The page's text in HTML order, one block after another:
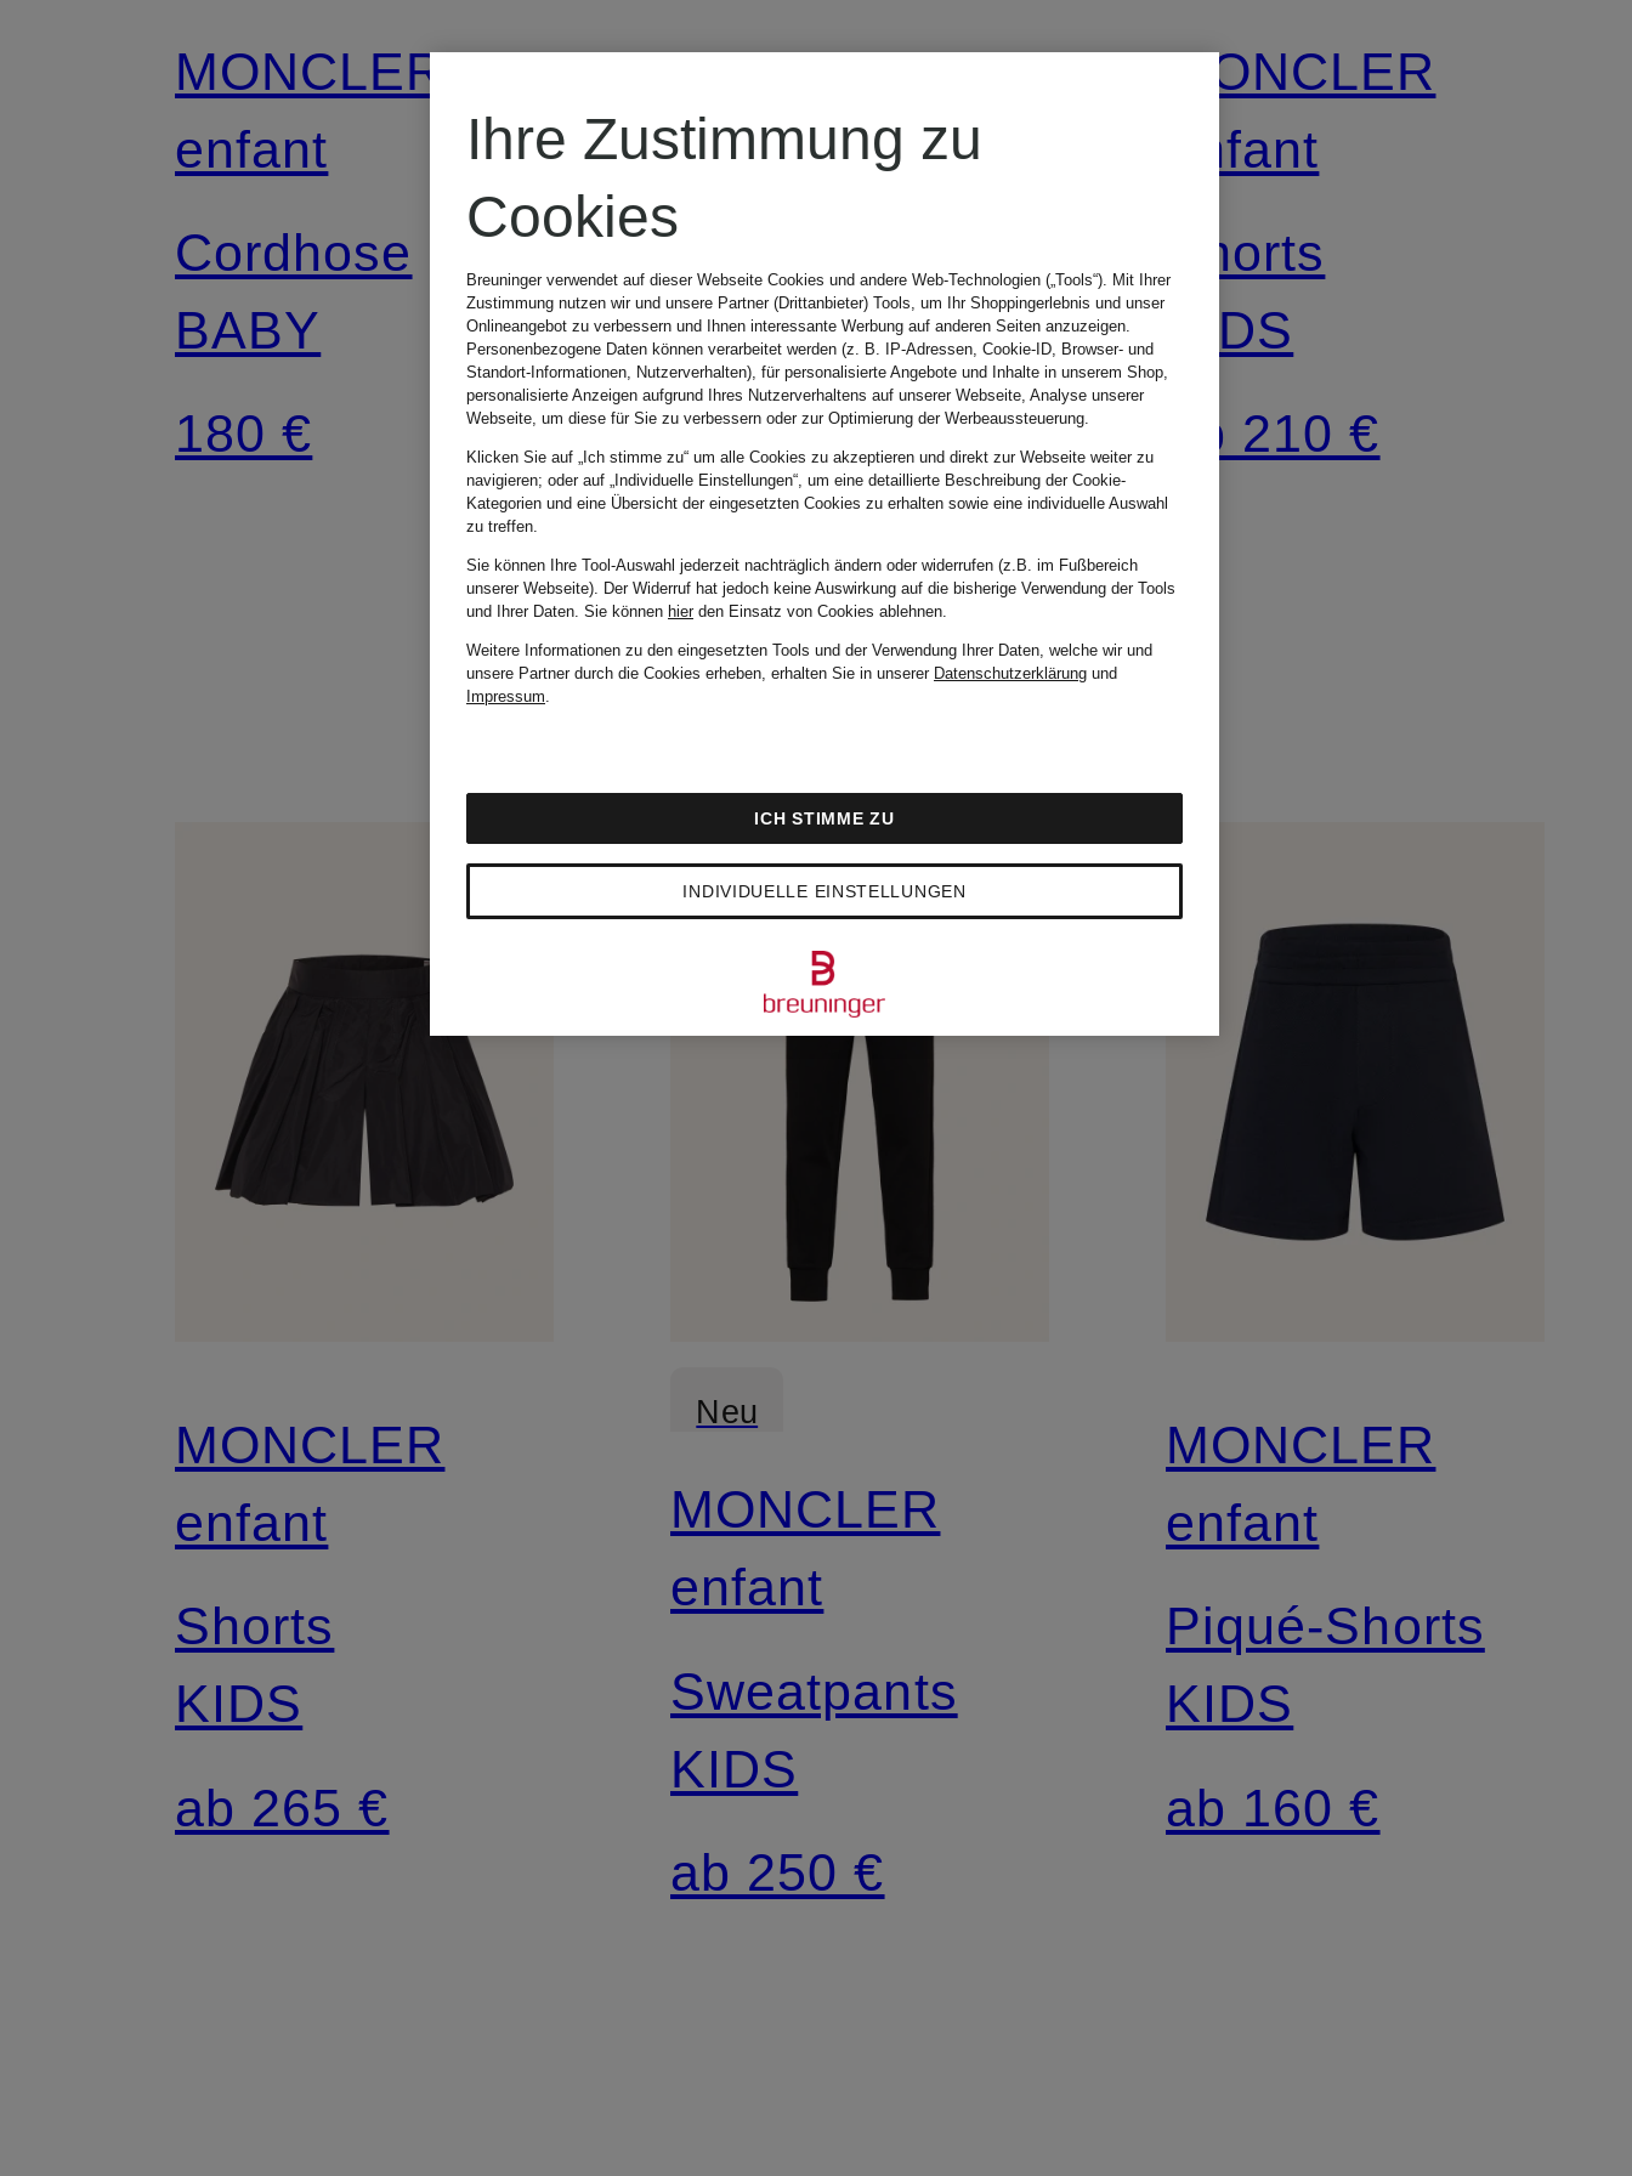
MONCLER
enfant
Cordhose
BABY
180 €
MONCLER
enfant
Daunenhose
BABY
280 €
MONCLER
enfant
Shorts
KIDS
ab 210 €
MONCLER
enfant
Shorts
KIDS
ab 265 €
Neu
MONCLER
enfant
Sweatpants
KIDS
ab 250 €
MONCLER
enfant
Piqué-Shorts
KIDS
ab 160 €
Ihre Zustimmung zu
Cookies
Breuninger verwendet auf dieser Webseite Cookies und andere Web-Technologien („Tools“). Mit Ihrer
Zustimmung nutzen wir und unsere Partner (Drittanbieter) Tools, um Ihr Shoppingerlebnis und unser
Onlineangebot zu verbessern und Ihnen interessante Werbung auf anderen Seiten anzuzeigen.
Personenbezogene Daten können verarbeitet werden (z. B. IP-Adressen, Cookie-ID, Browser- und
Standort-Informationen, Nutzerverhalten), für personalisierte Angebote und Inhalte in unserem Shop,
personalisierte Anzeigen aufgrund Ihres Nutzerverhaltens auf unserer Webseite, Analyse unserer
Webseite, um diese für Sie zu verbessern oder zur Optimierung der Werbeaussteuerung.
Klicken Sie auf „Ich stimme zu“ um alle Cookies zu akzeptieren und direkt zur Webseite weiter zu
navigieren; oder auf „Individuelle Einstellungen“, um eine detaillierte Beschreibung der Cookie-
Kategorien und eine Übersicht der eingesetzten Cookies zu erhalten sowie eine individuelle Auswahl
zu treffen.
Sie können Ihre Tool-Auswahl jederzeit nachträglich ändern oder widerrufen (z.B. im Fußbereich
unserer Webseite). Der Widerruf hat jedoch keine Auswirkung auf die bisherige Verwendung der Tools
und Ihrer Daten. Sie können hierden Einsatz von Cookies ablehnen.
Weitere Informationen zu den eingesetzten Tools und der Verwendung Ihrer Daten, welche wir und
unsere Partner durch die Cookies erheben, erhalten Sie in unserer Datenschutzerklärung und
Impressum.
INDIVIDUELLE EINSTELLUNGEN
ICH STIMME ZU